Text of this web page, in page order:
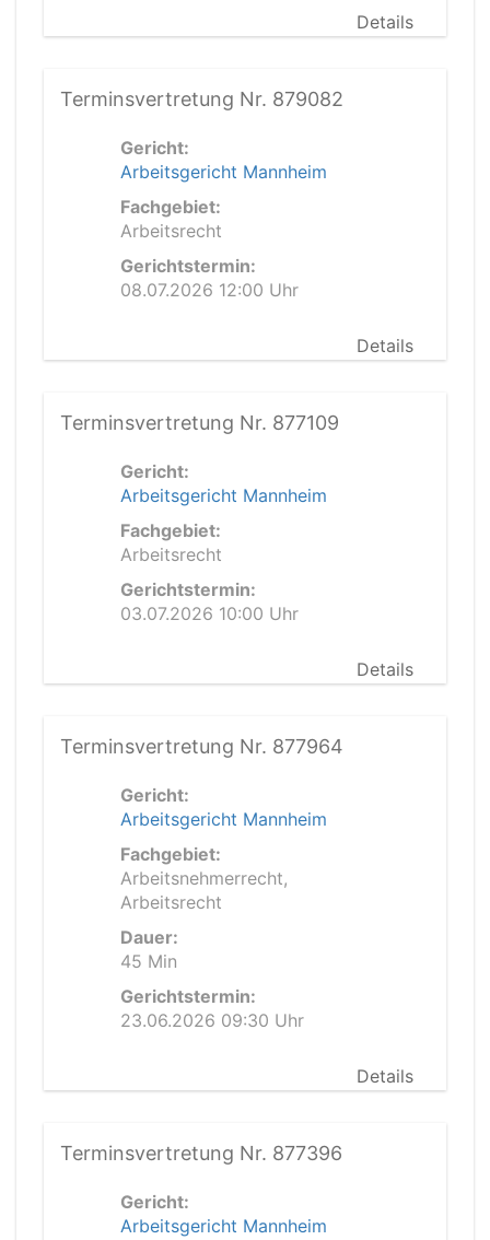
Details
Terminsvertretung Nr. 879082
Gericht:
Arbeitsgericht Mannheim
Fachgebiet:
Arbeitsrecht
Gerichtstermin:
08.07.2026 12:00 Uhr
Details
Terminsvertretung Nr. 877109
Gericht:
Arbeitsgericht Mannheim
Fachgebiet:
Arbeitsrecht
Gerichtstermin:
03.07.2026 10:00 Uhr
Details
Terminsvertretung Nr. 877964
Gericht:
Arbeitsgericht Mannheim
Fachgebiet:
Arbeitsnehmerrecht,
Arbeitsrecht
Dauer:
45 Min
Gerichtstermin:
23.06.2026 09:30 Uhr
Details
Terminsvertretung Nr. 877396
Gericht:
Arbeitsgericht Mannheim